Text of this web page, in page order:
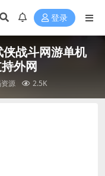
登录
战斗网游单机
外网
源 2.5K